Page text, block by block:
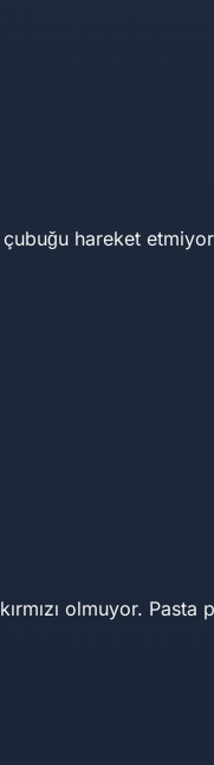
hareket
kırmızı